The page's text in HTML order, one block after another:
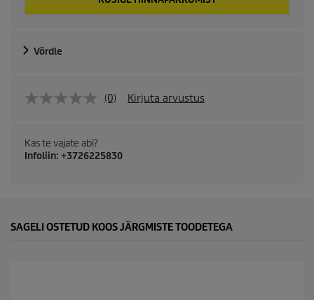
Võrdle
(0) Kirjuta arvustus
Kas te vajate abi?
Infoliin: +3726225830
SAGELI OSTETUD KOOS JÄRGMISTE TOODETEGA